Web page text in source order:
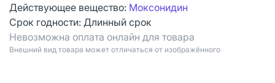
Действующее вещество: Моксонидин
Срок годности: Длинный срок
Невозможна оплата онлайн для товара
Bнешний вид товара может отличаться от изображённого